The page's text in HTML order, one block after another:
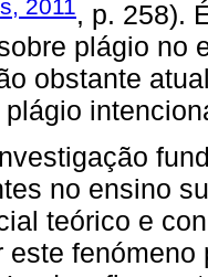
2011, p. 258).
plágio no
obstante
no ensino
teórico e
este